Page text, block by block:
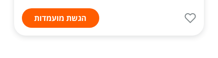
הגשת מועמדות